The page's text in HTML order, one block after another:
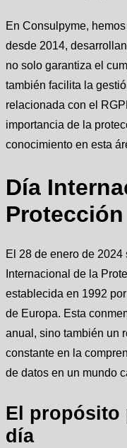
En Consulpyme,
desde 2014,
no solo garantiza el
también facilita la
relacionada con el
importancia de la
conocimiento en esta
Día
El 28 de enero de
Internacional de la
establecida en 1992
de Europa. Esta
anual, sino también un
constante en la
de datos en un mundo
El propósito
día